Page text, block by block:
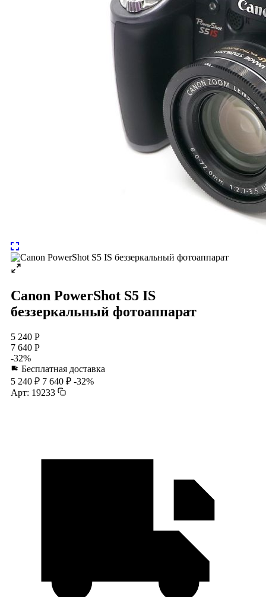
Canon PowerShot S5 IS
беззеркальный фотоаппарат
5 240 Р
7 640 Р
-32%
Бесплатная доставка
5 240 ₽ 7 640 ₽ -32%
Арт: 19233